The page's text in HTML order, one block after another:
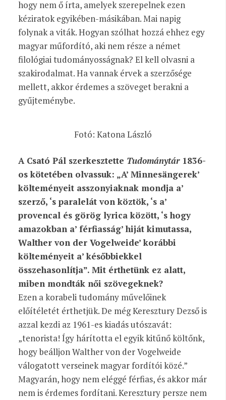
hogy nem ő írta, amelyek szerepelnek ezen
kéziratok egyikében-másikában. Mai napig
folynak a viták. Hogyan szólhat hozzá ehhez egy
magyar műfordító, aki nem része a német
filológiai tudományosságnak? El kell olvasni a
szakirodalmat. Ha vannak érvek a szerzősége
mellett, akkor érdemes a szöveget berakni a
gyűjteménybe.
Fotó: Katona László
A Csató Pál szerkesztette Tudománytár1836-
os kötetében olvassuk: „A’ Minnesängerek’
költeményeit asszonyiaknak mondja a’
szerző, ‘s paralelát von köztök, ‘s a’
provencal és görög lyrica között, ‘s hogy
amazokban a’ férfiasság’ hiját kimutassa,
Walther von der Vogelweide’ korábbi
költeményeit a’ későbbiekkel
összehasonlítja”. Mit érthetünk ez alatt,
miben mondták női szövegeknek?
Ezen a korabeli tudomány művelőinek
előítéletét érthetjük. De még Keresztury Dezső is
azzal kezdi az 1961-es kiadás utószavát:
„tenorista! Így hárította el egyik kitűnő költőnk,
hogy beálljon Walther von der Vogelweide
válogatott verseinek magyar fordítói közé.”
Magyarán, hogy nem eléggé férfias, és akkor már
nem is érdemes fordítani. Keresztury persze nem